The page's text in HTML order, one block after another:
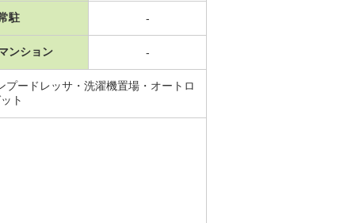
駐 -
ンション -
ードレッサ・洗濯機置場・オートロ
ト